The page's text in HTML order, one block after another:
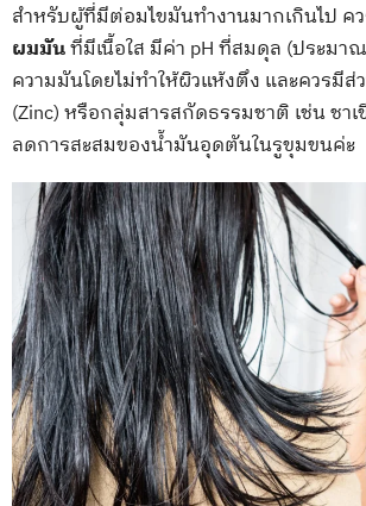
สำหรับผู้ที่มีต่อมไขมันทำงานมากเกินไป ค
ผมมันที่มีเนื้อใส มีค่า pH ที่สมดุล (ประมา
ความมันโดยไม่ทำให้ผิวแห้งตึง และควรมี
(Zinc) หรือกลุ่มสารสกัดธรรมชาติ เช่น ชา
ลดการสะสมของน้ำมันอุดตันในรูขุมขนค่ะ